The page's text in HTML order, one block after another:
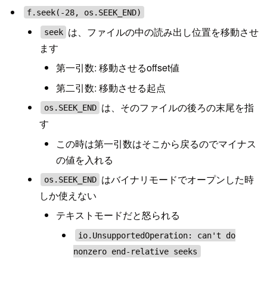
f.seek(-28, os.SEEK_END)
seek は、ファイルの中の読み出し位置を移動させ
ます
第一引数: 移動させるoffset値
第二引数: 移動させる起点
os.SEEK_END は、そのファイルの後ろの末尾を指
す
この時は第一引数はそこから戻るのでマイナス
の値を入れる
os.SEEK_END はバイナリモードでオープンした時
しか使えない
テキストモードだと怒られる
io.UnsupportedOperation: can't do
nonzero end-relative seeks